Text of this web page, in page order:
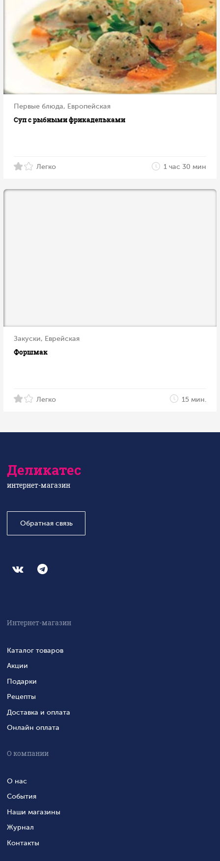
Первые блюда, Европейская
Суп с рыбными фрикадельками
Легко 1 час 30 мин
Закуски, Еврейская
Форшмак
Легко 15 мин.
Деликатес
интернет-магазин
Обратная связь
Интернет-магазин
Каталог товаров
Акции
Подарки
Рецепты
Доставка и оплата
Онлайн оплата
О компании
О нас
События
Наши магазины
Журнал
Контакты